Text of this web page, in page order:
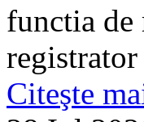
functia de
Citeşte